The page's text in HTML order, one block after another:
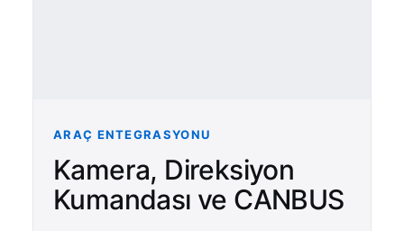
ARAÇ ENTEGRASYONU
Kamera, Direksiyon
Kumandası ve CANBUS